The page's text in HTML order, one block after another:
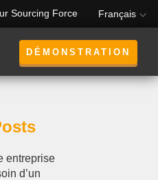
Sourcing Force Français
DÉMONSTRATION
entreprise
d’un